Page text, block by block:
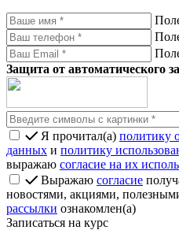
Защита от автоматического
Я прочитал(а) политику
данных и политику
выражаю согласие на их
Выражаю согласие
новостями, акциями,
рассылки ознакомлен(а)
Записаться на курс